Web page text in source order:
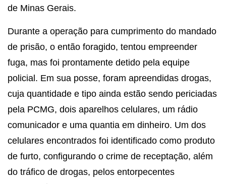
de Minas Gerais.
Durante a operação para cumprimento do mandado
de prisão, o então foragido, tentou empreender
fuga, mas foi prontamente detido pela equipe
policial. Em sua posse, foram apreendidas drogas,
cuja quantidade e tipo ainda estão sendo periciadas
pela PCMG, dois aparelhos celulares, um rádio
comunicador e uma quantia em dinheiro. Um dos
celulares encontrados foi identificado como produto
de furto, configurando o crime de receptação, além
do tráfico de drogas, pelos entorpecentes